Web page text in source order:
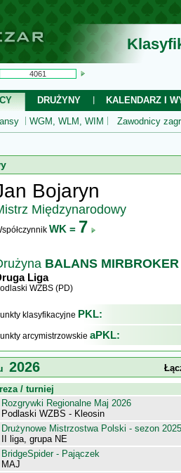
DRUŻYNY
KALENDARZ I
WGM, WLM, WIM Zawodnicy
Bojaryn
Międzynarodowy
WK = 7
BALANS MIRBROKER
Liga
WZBS (PD)
klasyfikacyjne PKL:
arcymistrzowskie aPKL:
2026
/ turniej
Rozgrywki Regionalne Maj 2026
Podlaski WZBS - Kleosin
Drużynowe Mistrzostwa Polski - sezon
II liga, grupa NE
BridgeSpider - Pajączek
MAJ